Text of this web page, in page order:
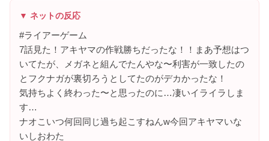
▼ ネットの反応
#ライアーゲーム
7話見た！アキヤマの作戦勝ちだったな！！まあ予想はつ
いてたが、メガネと組んでたんやな〜利害が一致したの
とフクナガが裏切ろうとしてたのがデカかったな！
気持ちよく終わった〜と思ったのに…凄いイライラしま
す…
ナオこいつ何回同じ過ち起こすねんw今回アキヤマいな
いしおわた